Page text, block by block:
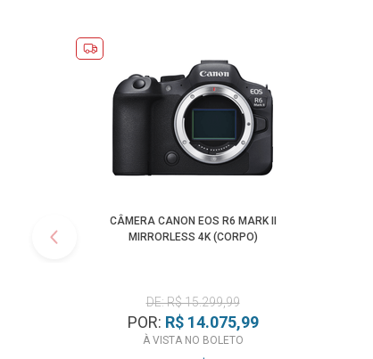
CÂMERA CANON EOS R6 MARK II
MIRRORLESS 4K (CORPO)
DE: R$ 15.299,99
POR: R$ 14.075,99
À VISTA NO BOLETO